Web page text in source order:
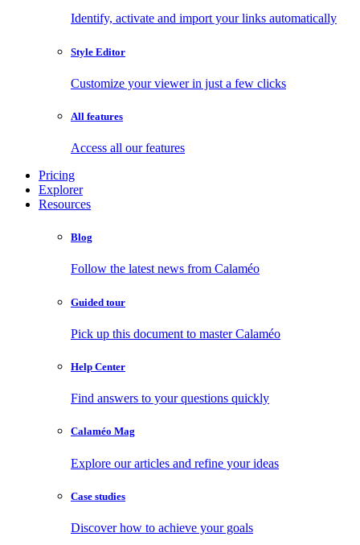
Identify, activate and import your links automatically
Style Editor
Customize your viewer in just a few clicks
All features
Access all our features
Pricing
Explorer
Resources
Blog
Follow the latest news from Calaméo
Guided tour
Pick up this document to master Calaméo
Help Center
Find answers to your questions quickly
Calaméo Mag
Explore our articles and refine your ideas
Case studies
Discover how to achieve your goals